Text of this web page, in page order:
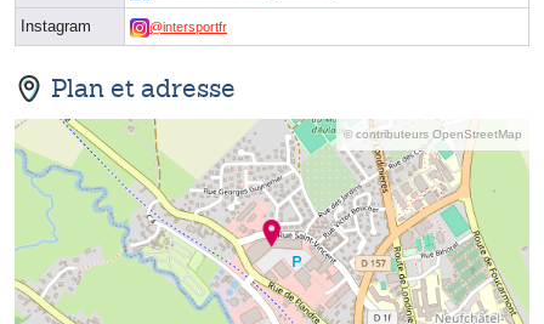
Instagram @intersportfr
Plan et adresse
© contributeurs OpenStreetMap